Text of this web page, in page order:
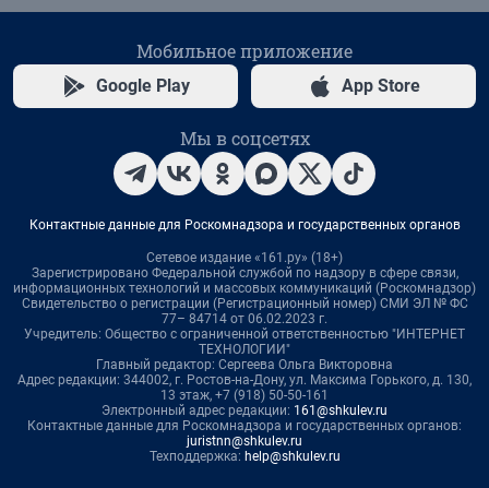
Мобильное приложение
Google Play App Store
Мы в соцсетях
Контактные данные для Роскомнадзора и государственных органов
Сетевое издание «161.ру» (18+)
Зарегистрировано Федеральной службой по надзору в сфере связи,
информационных технологий и массовых коммуникаций (Роскомнадзор)
Свидетельство о регистрации (Регистрационный номер) СМИ ЭЛ № ФС
77– 84714 от 06.02.2023 г.
Учредитель: Общество с ограниченной ответственностью "ИНТЕРНЕТ
ТЕХНОЛОГИИ"
Главный редактор: Сергеева Ольга Викторовна
Адрес редакции: 344002, г. Ростов-на-Дону, ул. Максима Горького, д. 130,
13 этаж, +7 (918) 50-50-161
Электронный адрес редакции: 161@shkulev.ru
Контактные данные для Роскомнадзора и государственных органов:
juristnn@shkulev.ru
Техподдержка: help@shkulev.ru